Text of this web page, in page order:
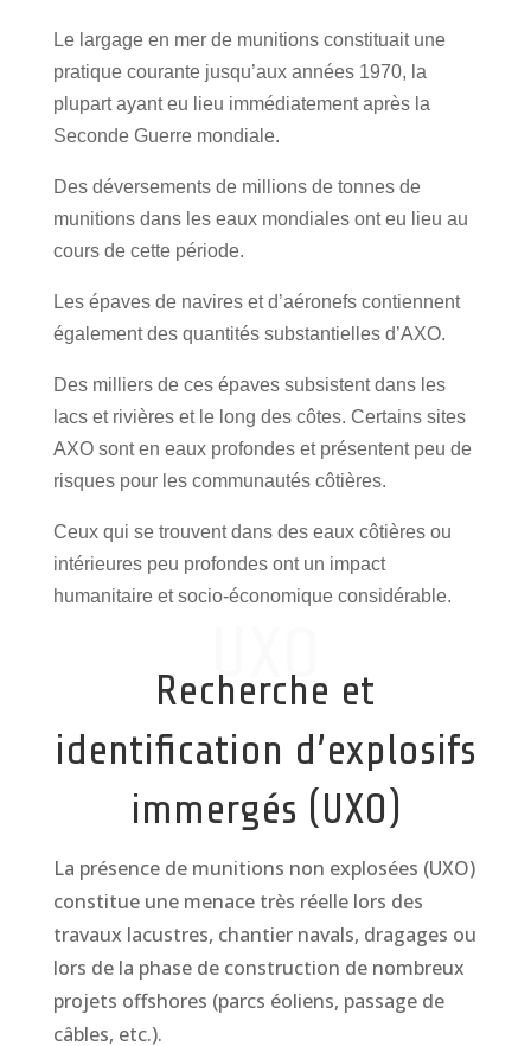
Le largage en mer de munitions constituait une
pratique courante jusqu’aux années 1970, la
plupart ayant eu lieu immédiatement après la
Seconde Guerre mondiale.
Des déversements de millions de tonnes de
munitions dans les eaux mondiales ont eu lieu au
cours de cette période.
Les épaves de navires et d’aéronefs contiennent
également des quantités substantielles d’AXO.
Des milliers de ces épaves subsistent dans les
lacs et rivières et le long des côtes. Certains sites
AXO sont en eaux profondes et présentent peu de
risques pour les communautés côtières.
Ceux qui se trouvent dans des eaux côtières ou
intérieures peu profondes ont un impact
humanitaire et socio-économique considérable.
UXO
Recherche et
identification d’explosifs
immergés (UXO)
La présence de munitions non explosées (UXO)
constitue une menace très réelle lors des
travaux lacustres, chantier navals, dragages ou
lors de la phase de construction de nombreux
projets offshores (parcs éoliens, passage de
câbles, etc.).